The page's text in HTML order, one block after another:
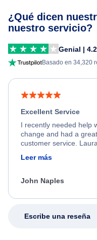
¿Qué dicen
nuestro servicio?
Genial |
Basado en 34,320
Excellent Service
I recently needed help
change and had a
customer service.
friendly, and very
process. She quickly
appreciate her excellent
Leer más
John Naples
Escribe una reseña